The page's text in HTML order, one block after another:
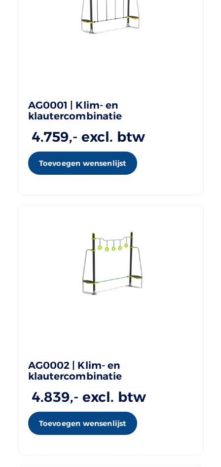
AG0001 | Klim- en
klautercombinatie
4.759,- excl. btw
Toevoegen wensenlijst
AG0002 | Klim- en
klautercombinatie
4.839,- excl. btw
Toevoegen wensenlijst